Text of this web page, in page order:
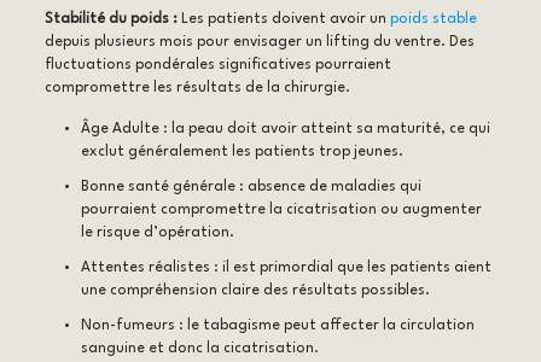
Stabilité du poids :Les patients doivent avoir un poids stable
depuis plusieurs mois pour envisager un lifting du ventre. Des
fluctuations pondérales significatives pourraient
compromettre les résultats de la chirurgie.
Âge Adulte : la peau doit avoir atteint sa maturité, ce qui
exclut généralement les patients trop jeunes.
Bonne santé générale : absence de maladies qui
pourraient compromettre la cicatrisation ou augmenter
le risque d’opération.
Attentes réalistes : il est primordial que les patients aient
une compréhension claire des résultats possibles.
Non-fumeurs : le tabagisme peut affecter la circulation
sanguine et donc la cicatrisation.